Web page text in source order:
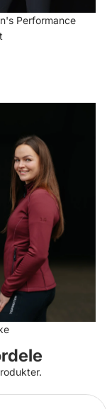
Performance